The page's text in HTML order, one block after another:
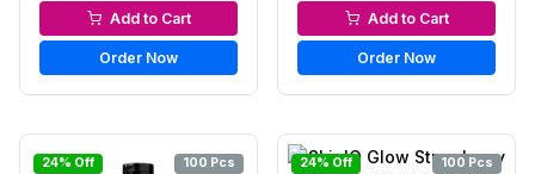
Bath & Shower
Add to Cart
Order Now
Bath & Shower
Add to Cart
Order Now
24% Off 100 Pcs 24% Off 100 Pcs